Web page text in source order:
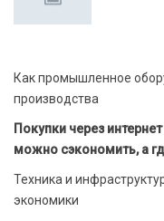
Как промышленное
производства
Покупки через
можно сэкономить, а
Техника и
экономики